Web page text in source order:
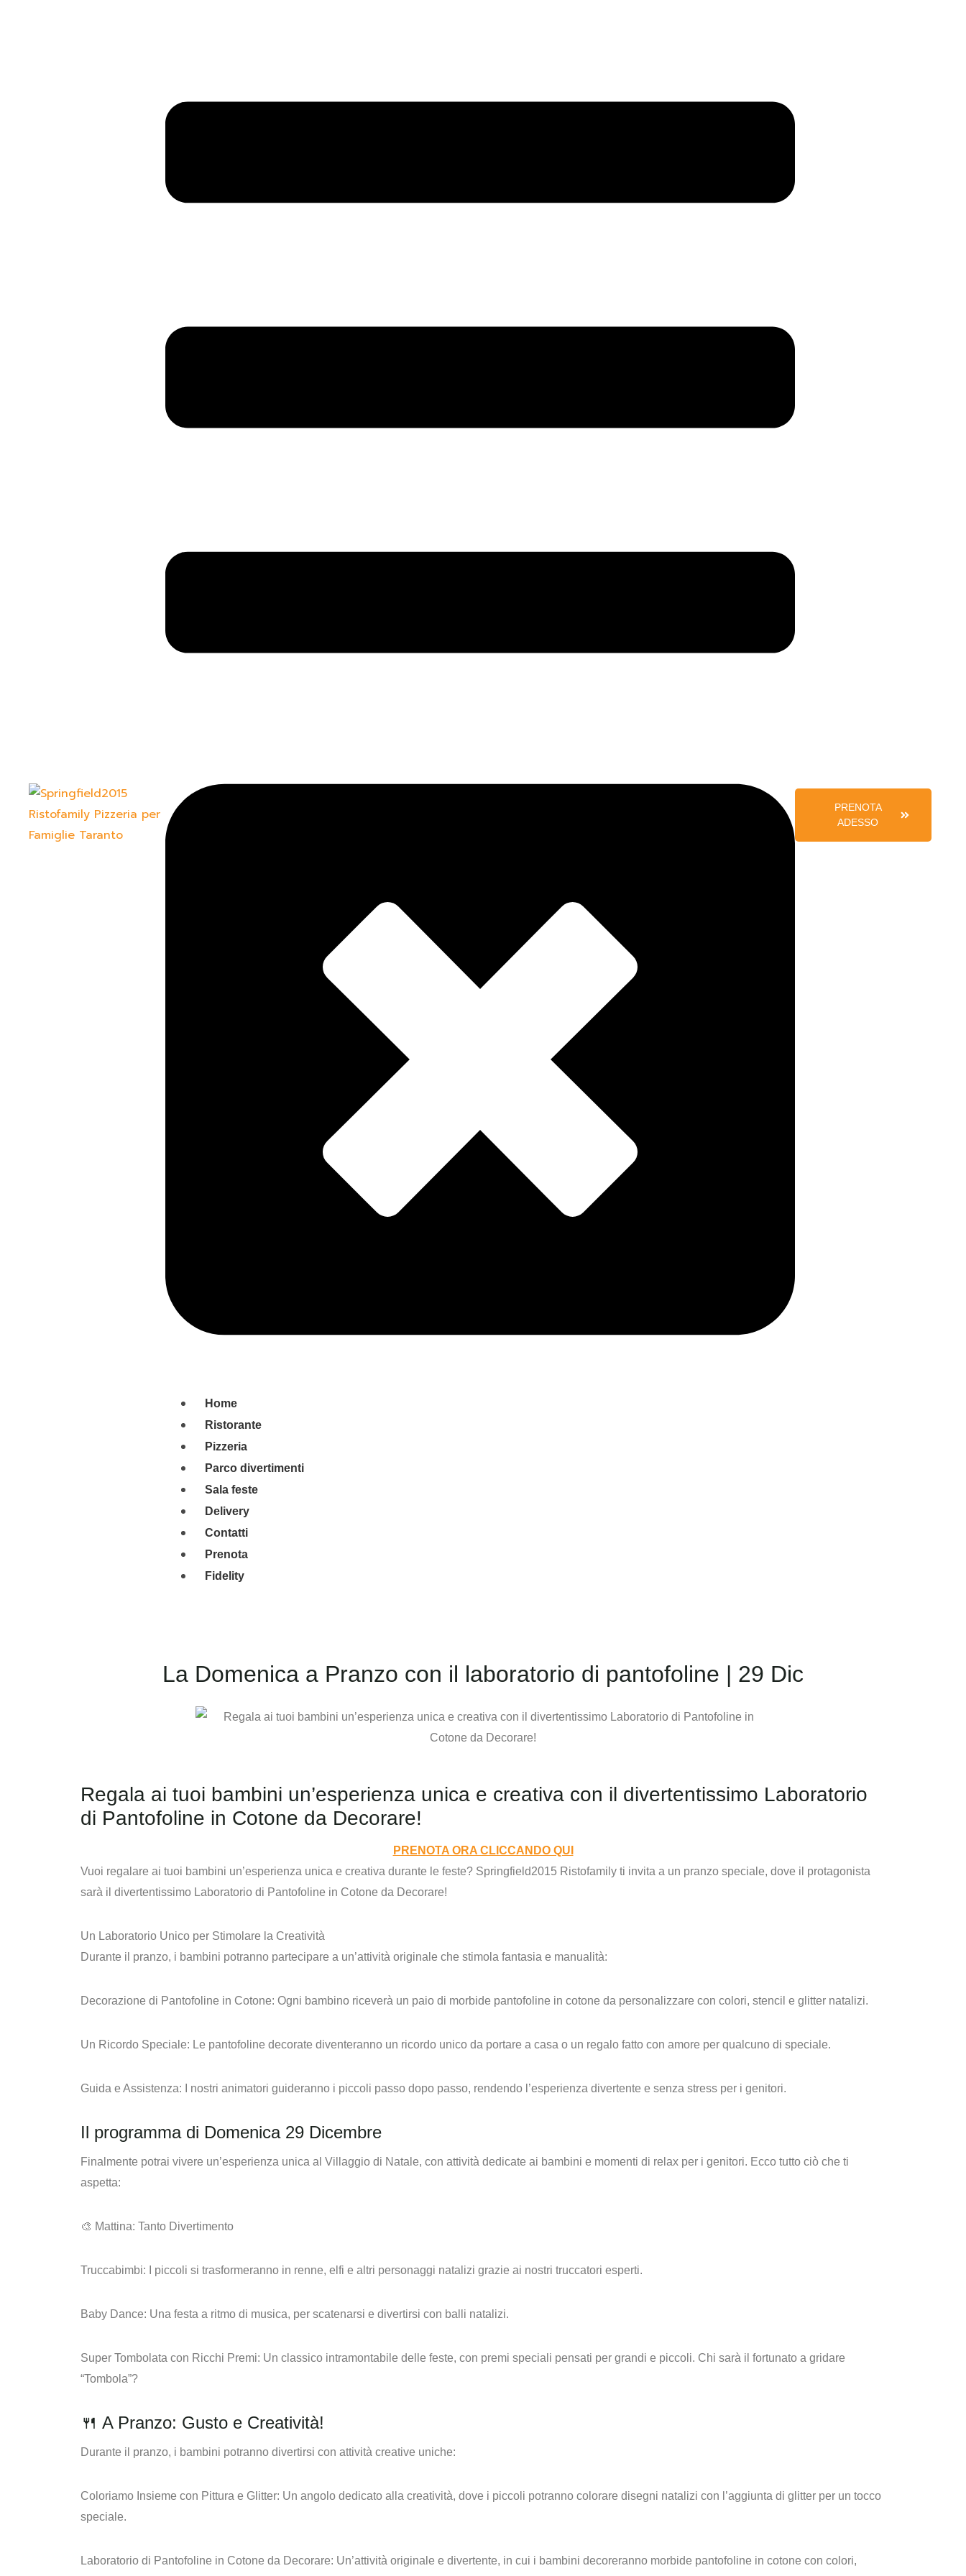
Home
Ristorante
Pizzeria
Parco divertimenti
Sala feste
Delivery
Contatti
Prenota
Fidelity
PRENOTA
ADESSO
La Domenica a Pranzo con il laboratorio di pantofoline | 29 Dic
Regala ai tuoi bambini un’esperienza unica e creativa con il divertentissimo Laboratorio
di Pantofoline in Cotone da Decorare!
PRENOTA ORA CLICCANDO QUI
Vuoi regalare ai tuoi bambini un’esperienza unica e creativa durante le feste? Springfield2015 Ristofamily ti invita a un pranzo speciale, dove il protagonista
sarà il divertentissimo Laboratorio di Pantofoline in Cotone da Decorare!
Un Laboratorio Unico per Stimolare la Creatività
Durante il pranzo, i bambini potranno partecipare a un’attività originale che stimola fantasia e manualità:
Decorazione di Pantofoline in Cotone: Ogni bambino riceverà un paio di morbide pantofoline in cotone da personalizzare con colori, stencil e glitter natalizi.
Un Ricordo Speciale: Le pantofoline decorate diventeranno un ricordo unico da portare a casa o un regalo fatto con amore per qualcuno di speciale.
Guida e Assistenza: I nostri animatori guideranno i piccoli passo dopo passo, rendendo l’esperienza divertente e senza stress per i genitori.
Il programma di Domenica 29 Dicembre
Finalmente potrai vivere un’esperienza unica al Villaggio di Natale, con attività dedicate ai bambini e momenti di relax per i genitori. Ecco tutto ciò che ti
aspetta:
🎨 Mattina: Tanto Divertimento
Truccabimbi: I piccoli si trasformeranno in renne, elfi e altri personaggi natalizi grazie ai nostri truccatori esperti.
Baby Dance: Una festa a ritmo di musica, per scatenarsi e divertirsi con balli natalizi.
Super Tombolata con Ricchi Premi: Un classico intramontabile delle feste, con premi speciali pensati per grandi e piccoli. Chi sarà il fortunato a gridare
“Tombola”?
🍴 A Pranzo: Gusto e Creatività!
Durante il pranzo, i bambini potranno divertirsi con attività creative uniche:
Coloriamo Insieme con Pittura e Glitter: Un angolo dedicato alla creatività, dove i piccoli potranno colorare disegni natalizi con l’aggiunta di glitter per un tocco
speciale.
Laboratorio di Pantofoline in Cotone da Decorare: Un’attività originale e divertente, in cui i bambini decoreranno morbide pantofoline in cotone con colori,